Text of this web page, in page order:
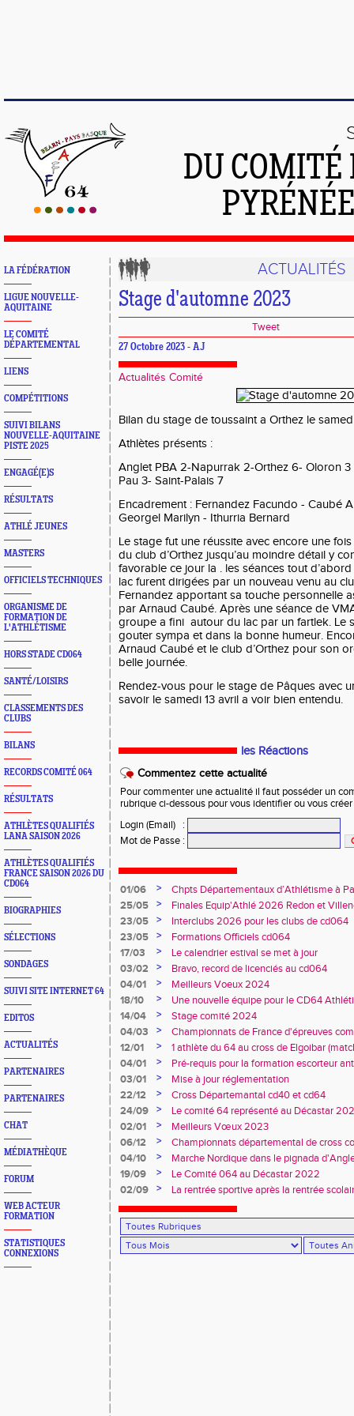
DU
LA FÉDÉRATION
LIGUE NOUVELLE-
AQUITAINE
LE COMITÉ
DÉPARTEMENTAL
LIENS
COMPÉTITIONS
SUIVI BILANS
NOUVELLE-AQUITAINE
PISTE 2025
ENGAGÉ(E)S
RÉSULTATS
ATHLÉ JEUNES
MASTERS
OFFICIELS TECHNIQUES
ORGANISME DE
FORMATION DE
L'ATHLÉTISME
HORS STADE CD064
SANTÉ/LOISIRS
CLASSEMENTS DES
CLUBS
BILANS
RECORDS COMITÉ 064
RÉSULTATS
ATHLÈTES QUALIFIÉS
LANA SAISON 2026
ATHLÈTES QUALIFIÉS
FRANCE SAISON 2026 DU
CD064
BIOGRAPHIES
SÉLECTIONS
SONDAGES
SUIVI SITE INTERNET 64
EDITOS
ACTUALITÉS
PARTENAIRES
PARTENAIRES
CHAT
MÉDIATHÈQUE
FORUM
WEB ACTEUR
FORMATION
STATISTIQUES
CONNEXIONS
ACTUALITÉS
Stage d'automne 2023
Tweet
27 Octobre 2023 - AJ
Actualités Comité
Bilan du stage de toussaint a Orthez le
Athlètes présents :
Anglet PBA 2-Napurrak 2-Orthez 6- Oloron
Pau 3- Saint-Palais 7
Encadrement : Fernandez Facundo - Caubé
Georgel Marilyn - Ithurria Bernard
Le stage fut une réussite avec encore une
du club d’Orthez jusqu’au moindre détail y
favorable ce jour la . les séances tout
lac furent dirigées par un nouveau venu au
Fernandez apportant sa touche personnelle
par Arnaud Caubé. Après une séance de
groupe a fini autour du lac par un fartlek. Le
gouter sympa et dans la bonne humeur.
Arnaud Caubé et le club d’Orthez pour son
belle journée.
Rendez-vous pour le stage de Pâques avec
savoir le samedi 13 avril a voir bien entendu.
les Réactions
Commentez cette actualité
Pour commenter une actualité il faut posséder un
rubrique ci-dessous pour vous identifier ou vous
Login (Email)
:
Mot de Passe :
01/06 >
Chpts Départementaux d’Athlétisme à
Toulouse
25/05 >
Finales Equip'Athlé 2026 Redon et
23/05
>
Interclubs 2026 pour les clubs de cd064
23/05
>
Formations Officiels cd064
17/03
>
Le calendrier estival se met à jour
03/02
>
Bravo, record de licenciés au cd064
04/01
>
Meilleurs Voeux 2024
18/10
>
Une nouvelle équipe pour le CD64
14/04
>
Stage comité 2024
04/03
>
Championnats de France d'épreuves
Duler titré
12/01 >
1 athlète du 64 au cross de Elgoibar
04/01
>
Pré-requis pour la formation escorteur
03/01
>
Mise à jour réglementation
22/12
>
Cross Départemantal cd40 et cd64
24/09
>
Le comité 64 représenté au Décastar
02/01
>
Meilleurs Vœux 2023
06/12
>
Championnats départemental de cross
04/10
>
Marche Nordique dans le pignada
19/09
>
Le Comité 064 au Décastar 2022
02/09
> La rentrée sportive après la rentrée